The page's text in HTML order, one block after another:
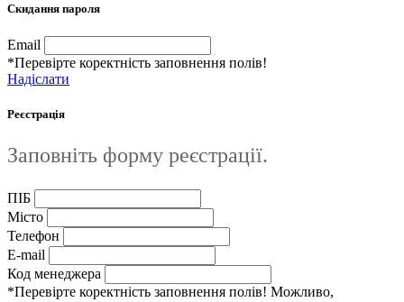
Скидання пароля
Email
*Перевірте коректність заповнення полів!
Надіслати
Реєстрація
Заповніть форму реєстрації.
ПІБ
Місто
Телефон
E-mail
Код менеджера
*Перевірте коректність заповнення полів! Можливо,